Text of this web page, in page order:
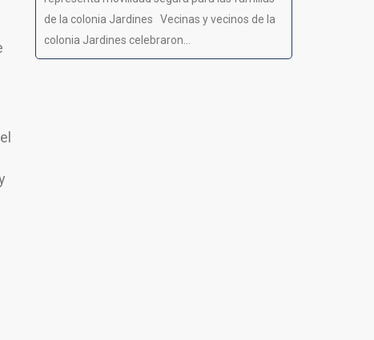
de la colonia Jardines Vecinas y vecinos de la
colonia Jardines celebraron...